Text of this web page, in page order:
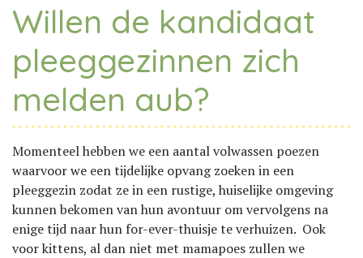
Willen de kandidaat
pleeggezinnen zich
melden aub?
Momenteel hebben we een aantal volwassen poezen
waarvoor we een tijdelijke opvang zoeken in een
pleeggezin zodat ze in een rustige, huiselijke omgeving
kunnen bekomen van hun avontuur om vervolgens na
enige tijd naar hun for-ever-thuisje te verhuizen. Ook
voor kittens, al dan niet met mamapoes zullen we